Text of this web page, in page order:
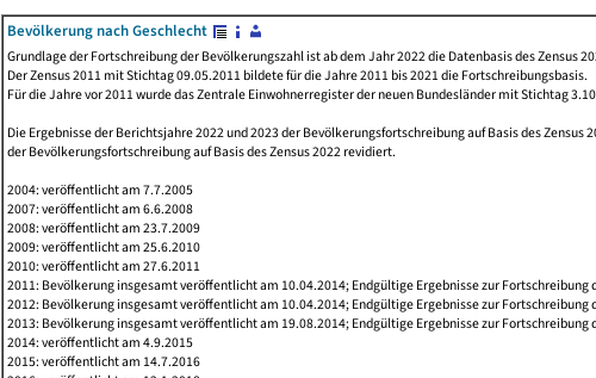
Bevölkerung nach Geschlecht
Grundlage der Fortschreibung der Bevölkerungszahl ist ab dem Jahr 2022 die Datenbasis des Zensus
Der Zensus 2011 mit Stichtag 09.05.2011 bildete für die Jahre 2011 bis 2021 die Fortschreibungsbasis.
Für die Jahre vor 2011 wurde das Zentrale Einwohnerregister der neuen Bundesländer mit Stichtag
Die Ergebnisse der Berichtsjahre 2022 und 2023 der Bevölkerungsfortschreibung auf Basis des Zensus
der Bevölkerungsfortschreibung auf Basis des Zensus 2022 revidiert.
2004: veröffentlicht am 7.7.2005
2007: veröffentlicht am 6.6.2008
2008: veröffentlicht am 23.7.2009
2009: veröffentlicht am 25.6.2010
2010: veröffentlicht am 27.6.2011
2011: Bevölkerung insgesamt veröffentlicht am 10.04.2014; Endgültige Ergebnisse zur
2012: Bevölkerung insgesamt veröffentlicht am 10.04.2014; Endgültige Ergebnisse zur
2013: Bevölkerung insgesamt veröffentlicht am 19.08.2014; Endgültige Ergebnisse zur
2014: veröffentlicht am 4.9.2015
2015: veröffentlicht am 14.7.2016